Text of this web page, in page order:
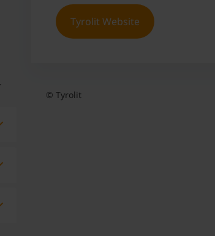
Tyrolit Website
© Tyrolit